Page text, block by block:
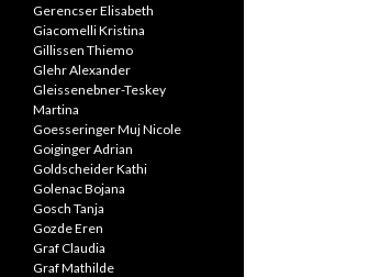
Gerencser Elisabeth
Giacomelli Kristina
Gillissen Thiemo
Glehr Alexander
Gleissenebner-Teskey
Martina
Goesseringer Muj Nicole
Goiginger Adrian
Goldscheider Kathi
Golenac Bojana
Gosch Tanja
Gozde Eren
Graf Claudia
Graf Mathilde